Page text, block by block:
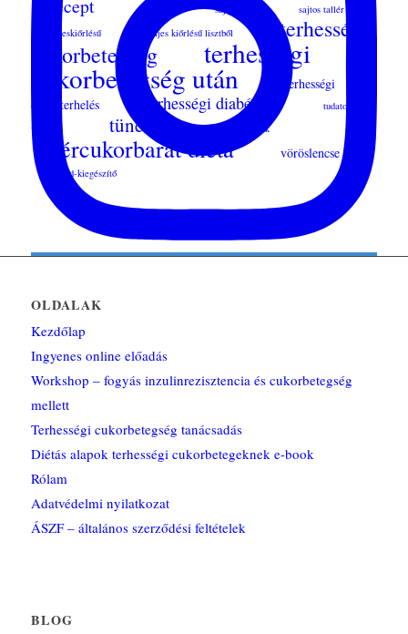
recept sajtcsipsz
sajtos tallér
teljeskiőrlésű
teljes kiőrlésű lisztből
terhességi
cukorbetegség
terhességi
cukorbetegség után
terhességi
cukorterhelés
terhességi diabétesz
tudatos
vásárlás
tünetek vacsora tippek
vércukorbarát diéta vöröslencse
étrend-kiegészítő
OLDALAK
Kezdőlap
Ingyenes online előadás
Workshop – fogyás inzulinrezisztencia és cukorbetegség
mellett
Terhességi cukorbetegség tanácsadás
Diétás alapok terhességi cukorbetegeknek e-book
Rólam
Adatvédelmi nyilatkozat
ÁSZF – általános szerződési feltételek
BLOG